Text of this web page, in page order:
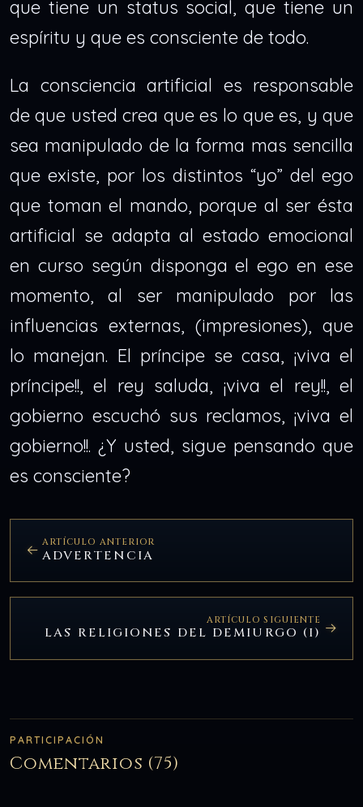
que tiene un status social, que tiene un
espíritu y que es consciente de todo.
La consciencia artificial es responsable
de que usted crea que es lo que es, y que
sea manipulado de la forma mas sencilla
que existe, por los distintos “yo” del ego
que toman el mando, porque al ser ésta
artificial se adapta al estado emocional
en curso según disponga el ego en ese
momento, al ser manipulado por las
influencias externas, (impresiones), que
lo manejan. El príncipe se casa, ¡viva el
príncipe!!, el rey saluda, ¡viva el rey!!, el
gobierno escuchó sus reclamos, ¡viva el
gobierno!!. ¿Y usted, sigue pensando que
es consciente?
ARTÍCULO ANTERIOR
ADVERTENCIA
ARTÍCULO SIGUIENTE
LAS RELIGIONES DEL DEMIURGO (I)
PARTICIPACIÓN
Comentarios (75)